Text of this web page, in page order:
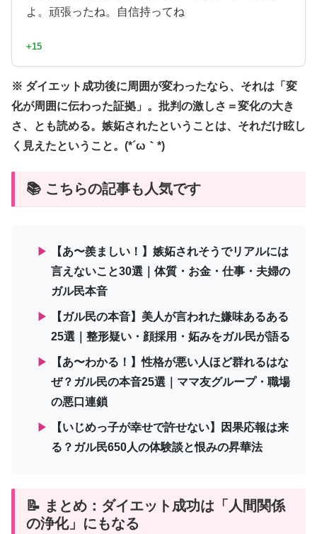
よ。頑張ったね。自信持ってね
+15
※ ダイエット成功後に周囲が変わったなら、それは「変
化が周囲に伝わった証拠」。批判の激しさ＝変化の大き
さ、とも読める。嫉妬されたということは、それだけ眩し
く見えたということ。(*´ω｀*)
📚 こちらの記事も人気です
▶
【あ〜羨ましい！】嫉妬されそうでリアルには
言えないこと30選｜体質・お金・仕事・夫婦の
ガル民本音
▶
【ガル民の本音】美人が言われた嫌味あるある
25選｜整形疑い・顔採用・妬みをガル民が語る
▶
【あ〜わかる！】性格が悪い人ほど群れるはな
ぜ？ガル民の本音25選｜ママ友グループ・職場
の悪口連鎖
▶
【いじめっ子が幸せで許せない】因果応報は来
る？ガル民650人の体験談と恨みの昇華法
📝 まとめ：ダイエット成功は「人間関係
の浄化」にもなる